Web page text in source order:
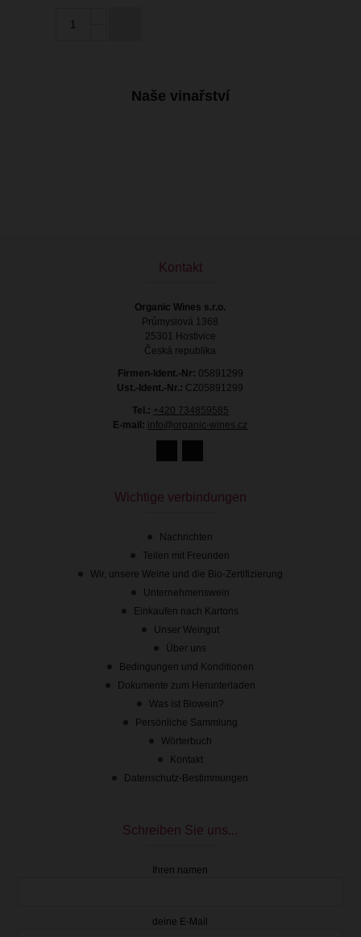
Naše vinařství
Kontakt
Organic Wines s.r.o.
Průmyslová 1368
25301 Hostivice
Česká republika
Firmen-Ident.-Nr: 05891299
Ust.-Ident.-Nr.: CZ05891299
Tel.: +420 734859585
E-mail: info@organic-wines.cz
Wichtige verbindungen
Nachrichten
Teilen mit Freunden
Wir, unsere Weine und die Bio-Zertifizierung
Unternehmenswein
Einkaufen nach Kartons
Unser Weingut
Über uns
Bedingungen und Konditionen
Dokumente zum Herunterladen
Was ist Biowein?
Persönliche Sammlung
Wörterbuch
Kontakt
Datenschutz-Bestimmungen
Schreiben Sie uns...
Ihren namen
deine E-Mail